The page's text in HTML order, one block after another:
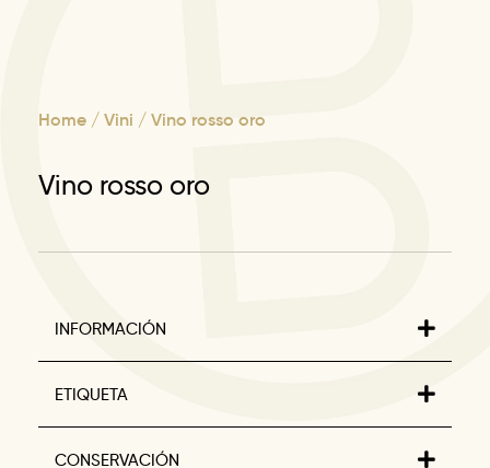
Home / Vini / Vino rosso oro
Vino rosso oro
INFORMACIÓN
ETIQUETA
CONSERVACIÓN